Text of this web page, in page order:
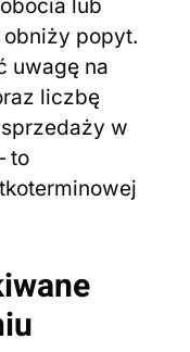
lub
popyt.
uwagę na
liczbę
w
to